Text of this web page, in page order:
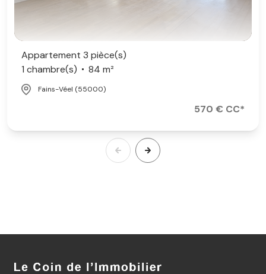
Appartement 3 pièce(s)
1 chambre(s)
84 m²
Fains-Véel (55000)
570 € CC*